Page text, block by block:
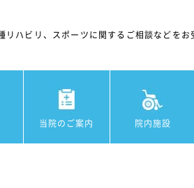
ハビリ、スポーツに関するご相談などをお
当院のご案内 院内施設